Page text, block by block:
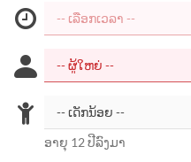
ອາຍຸ 12 ປີລົງມາ